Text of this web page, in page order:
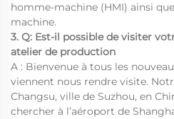
homme-machine (HMI) ainsi
machine.
3. Q: Est-il possible de visiter
atelier de production
A : Bienvenue à tous les
viennent nous rendre visite.
Changsu, ville de Suzhou, en
chercher à l’aéroport de